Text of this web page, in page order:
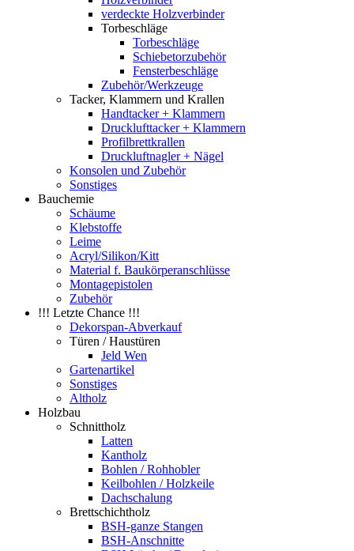
verdeckte Holzverbinder
Torbeschläge
Torbeschläge
Schiebetorzubehör
Fensterbeschläge
Zubehör/Werkzeuge
Tacker, Klammern und Krallen
Handtacker + Klammern
Drucklufttacker + Klammern
Profilbrettkrallen
Druckluftnagler + Nägel
Konsolen und Zubehör
Sonstiges
Bauchemie
Schäume
Klebstoffe
Leime
Acryl/Silikon/Kitt
Material f. Baukörperanschlüsse
Montagepistolen
Zubehör
!!! Letzte Chance !!!
Dekorspan-Abverkauf
Türen / Haustüren
Jeld Wen
Gartenartikel
Sonstiges
Altholz
Holzbau
Schnittholz
Latten
Kantholz
Bohlen / Rohhobler
Keilbohlen / Holzkeile
Dachschalung
Brettschichtholz
BSH-ganze Stangen
BSH-Anschnitte